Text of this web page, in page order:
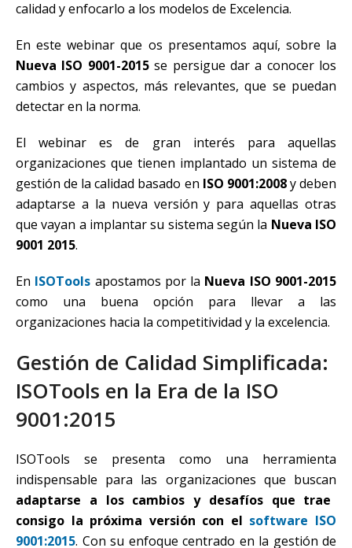
calidad y enfocarlo a los modelos de Excelencia.
En este webinar que os presentamos aquí, sobre la
Nueva ISO 9001-2015se persigue dar a conocer los
cambios y aspectos, más relevantes, que se puedan
detectar en la norma.
El webinar es de gran interés para aquellas
organizaciones que tienen implantado un sistema de
gestión de la calidad basado en ISO 9001:2008y deben
adaptarse a la nueva versión y para aquellas otras
que vayan a implantar su sistema según la Nueva ISO
9001 2015.
En ISOTools apostamos por la Nueva ISO 9001-2015
como una buena opción para llevar a las
organizaciones hacia la competitividad y la excelencia.
Gestión de Calidad Simplificada:
ISOTools en la Era de la ISO
9001:2015
ISOTools se presenta como una herramienta
indispensable para las organizaciones que buscan
adaptarse a los cambios y desafíos que trae
consigo la próxima versión con el software ISO
9001:2015. Con su enfoque centrado en la gestión de